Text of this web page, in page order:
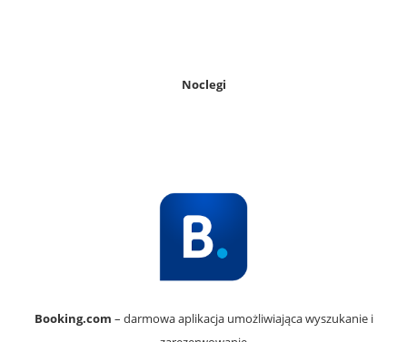
Noclegi
Booking.com – darmowa aplikacja umożliwiająca wyszukanie i